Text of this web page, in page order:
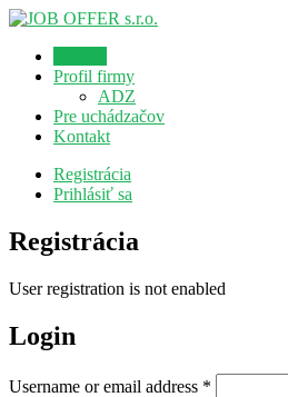
Profil firmy
ADZ
Pre uchádzačov
Kontakt
Registrácia
Prihlásiť sa
Registrácia
User registration is not enabled
Login
Username or email address *